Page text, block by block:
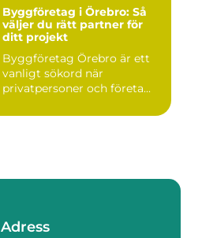
Byggföretag i Örebro: Så
väljer du rätt partner för
ditt projekt
Byggföretag Örebro är ett
vanligt sökord när
privatpersoner och företa...
Adress